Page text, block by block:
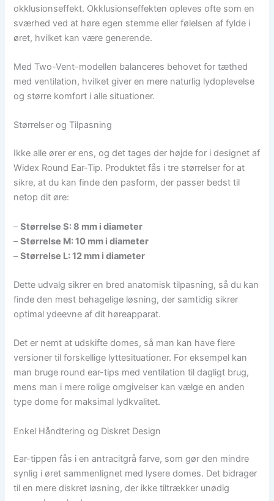
okklusionseffekt. Okklusionseffekten opleves ofte som en
sværhed ved at høre egen stemme eller følelsen af fylde i
øret, hvilket kan være generende.
Med Two-Vent-modellen balanceres behovet for tæthed
med ventilation, hvilket giver en mere naturlig lydoplevelse
og større komfort i alle situationer.
Størrelser og Tilpasning
Ikke alle ører er ens, og det tages der højde for i designet af
Widex Round Ear-Tip. Produktet fås i tre størrelser for at
sikre, at du kan finde den pasform, der passer bedst til
netop dit øre:
–Størrelse S: 8 mm i diameter
–Størrelse M: 10 mm i diameter
–Størrelse L: 12 mm i diameter
Dette udvalg sikrer en bred anatomisk tilpasning, så du kan
finde den mest behagelige løsning, der samtidig sikrer
optimal ydeevne af dit høreapparat.
Det er nemt at udskifte domes, så man kan have flere
versioner til forskellige lyttesituationer. For eksempel kan
man bruge round ear-tips med ventilation til dagligt brug,
mens man i mere rolige omgivelser kan vælge en anden
type dome for maksimal lydkvalitet.
Enkel Håndtering og Diskret Design
Ear-tippen fås i en antracitgrå farve, som gør den mindre
synlig i øret sammenlignet med lysere domes. Det bidrager
til en mere diskret løsning, der ikke tiltrækker unødig